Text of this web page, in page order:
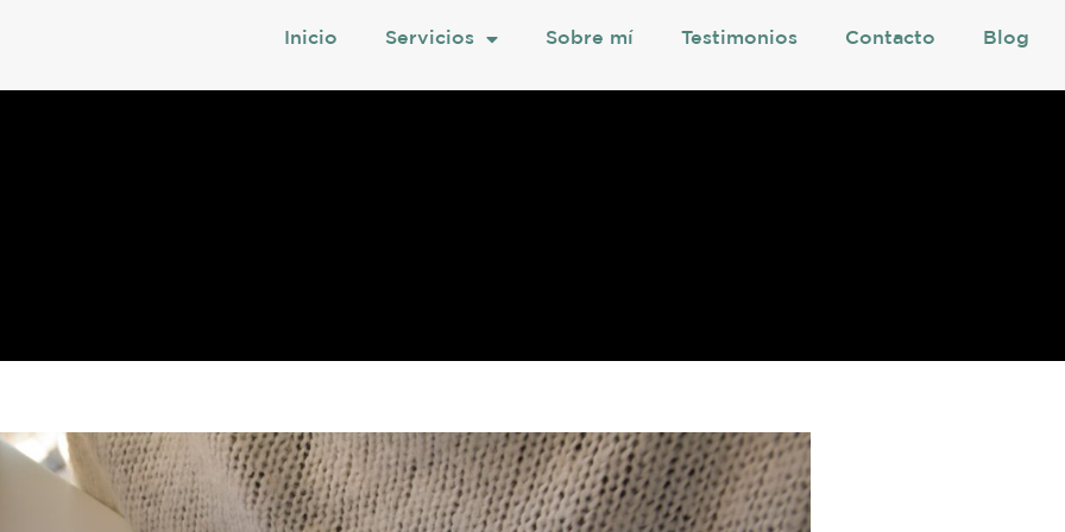
Inicio Servicios Sobre mí Testimonios Contacto Blog